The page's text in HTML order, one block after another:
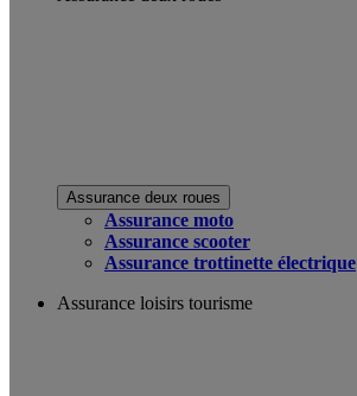
Assurance deux roues
Assurance moto
Assurance scooter
Assurance trottinette électrique
Assurance loisirs tourisme